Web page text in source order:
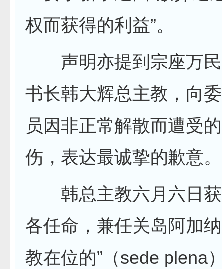
权而获得的利益”。
声明亦提到宗座万民
书长韩大辉总主教，向
员因非正常解散而遭受
伤，表达最诚挚的歉意。
韩总主教六月六日获
各任命，兼任关岛阿加
教在位的”（sede plena